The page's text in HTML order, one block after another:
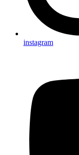
instagram